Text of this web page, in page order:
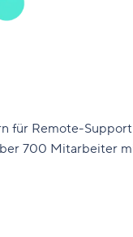
für Remote-
700 Mitarbeiter